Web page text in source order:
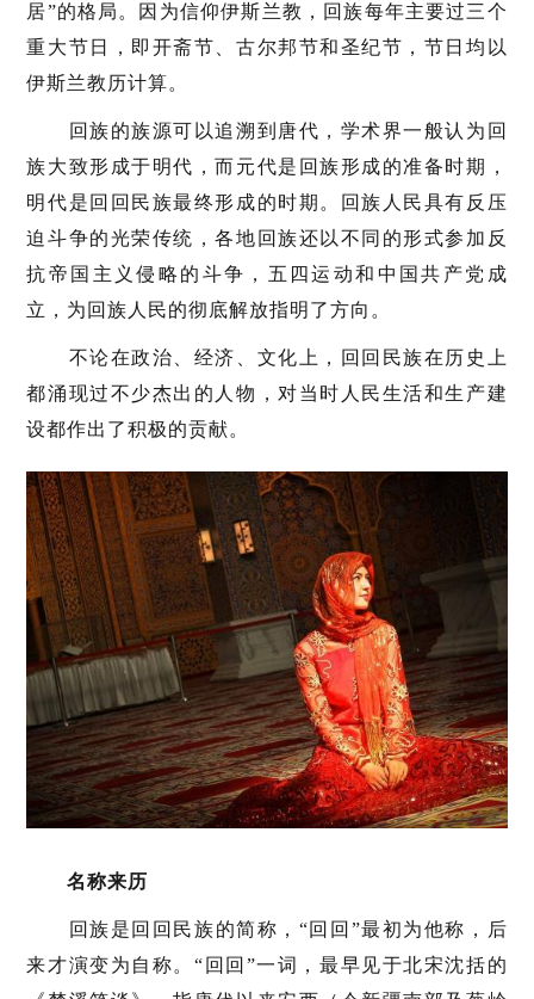
居”的格局。因为信仰伊斯兰教，回族每年主要过三个
重大节日，即开斋节、古尔邦节和圣纪节，节日均以
伊斯兰教历计算。
回族的族源可以追溯到唐代，学术界一般认为回
族大致形成于明代，而元代是回族形成的准备时期，
明代是回回民族最终形成的时期。回族人民具有反压
迫斗争的光荣传统，各地回族还以不同的形式参加反
抗帝国主义侵略的斗争，五四运动和中国共产党成
立，为回族人民的彻底解放指明了方向。
不论在政治、经济、文化上，回回民族在历史上
都涌现过不少杰出的人物，对当时人民生活和生产建
设都作出了积极的贡献。
名称来历
回族是回回民族的简称，“回回”最初为他称，后
来才演变为自称。“回回”一词，最早见于北宋沈括的